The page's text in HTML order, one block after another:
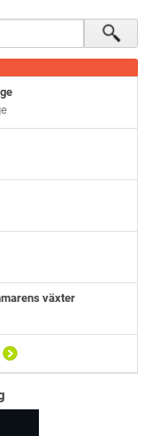
växter